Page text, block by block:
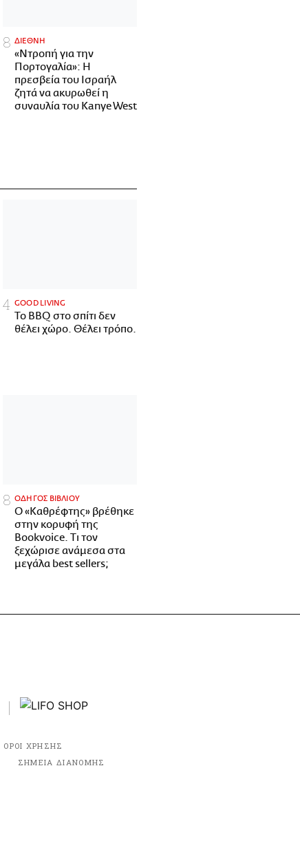
ΔΙΕΘΝΗ
«Ντροπή για την
Πορτογαλία»: Η
πρεσβεία του Ισραήλ
ζητά να ακυρωθεί η
συναυλία του Kanye West
GOOD LIVING
Το BBQ στο σπίτι δεν
θέλει χώρο. Θέλει τρόπο.
ΟΔΗΓΟΣ ΒΙΒΛΙΟΥ
Ο «Καθρέφτης» βρέθηκε
στην κορυφή της
Bookvoice. Τι τον
ξεχώρισε ανάμεσα στα
μεγάλα best sellers;
ΟΡΟΙ ΧΡΗΣΗΣ
ΣΗΜΕΙΑ ΔΙΑΝΟΜΗΣ